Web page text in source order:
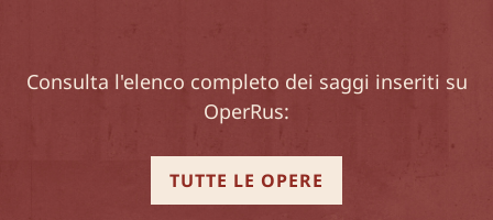
Consulta l'elenco completo dei saggi inseriti su
OperRus:
TUTTE LE OPERE